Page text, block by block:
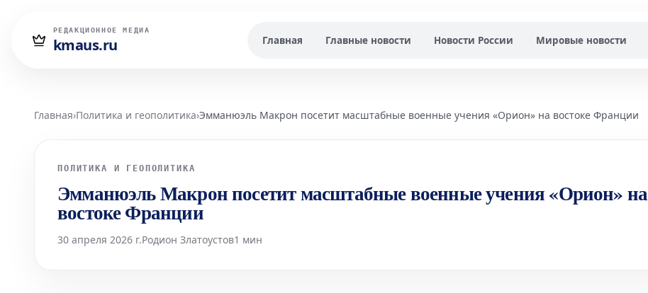
РЕДАКЦИОННОЕ МЕДИА
kmaus.ru Главная Главные новости Новости России Мировые новости
Главная›Политика и геополитика›Эмманюэль Макрон посетит масштабные военные учения «Орион» на востоке Франции
ПОЛИТИКА И ГЕОПОЛИТИКА
Эмманюэль Макрон посетит масштабные военные учения «Орион» на
востоке Франции
30 апреля 2026 г.Родион Златоустов1 мин